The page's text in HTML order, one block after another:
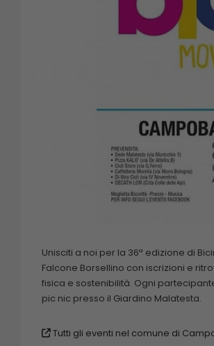
Unisciti a noi per la 36ª edizione di
Falcone Borsellino con iscrizioni e
fisica e sostenibilità. Ogni
pic nic presso il Giardino Malatesta.
Tutti gli eventi nel comune di